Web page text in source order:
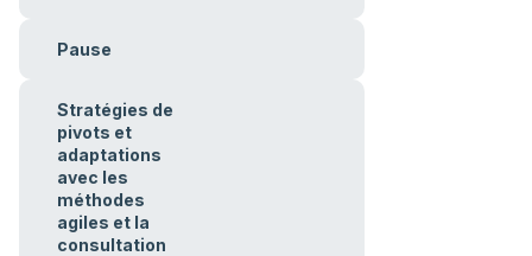
Pause
Stratégies de
pivots et
adaptations
avec les
méthodes
agiles et la
consultation